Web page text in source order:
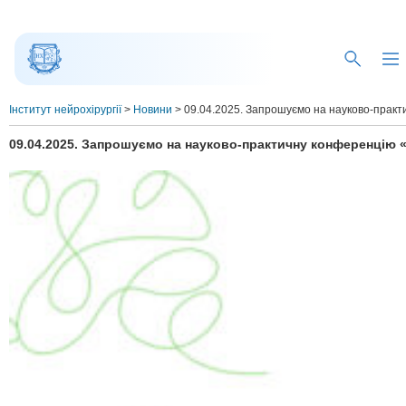
Інститут нейрохірургії> Новини > 09.04.2025. Запрошуємо на науково-
09.04.2025. Запрошуємо на науково-практичну конференцію